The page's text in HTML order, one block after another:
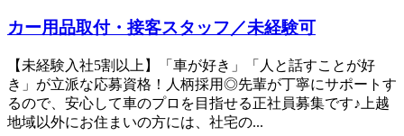
カー用品取付・接客スタッフ／未経験可
【未経験入社5割以上】「車が好き」「人と話すことが好
き」が立派な応募資格！人柄採用◎先輩が丁寧にサポートす
るので、安心して車のプロを目指せる正社員募集です♪上越
地域以外にお住まいの方には、社宅の...